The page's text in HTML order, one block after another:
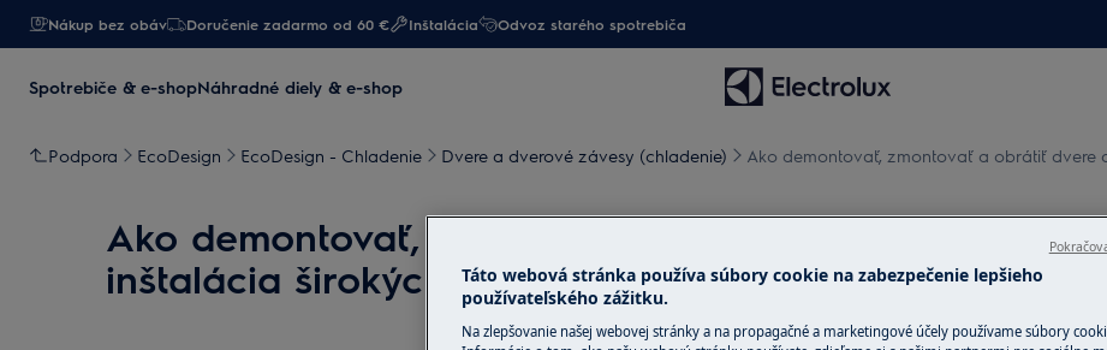
Nákup bez obáv Doručenie zadarmo od 60 € Inštalácia Odvoz starého spotrebiča
Spotrebiče & e-shopNáhradné diely & e-shop
Podpora EcoDesign EcoDesign - Chladenie Dvere a dverové závesy (chladenie) Ako demontovať, zmontovať a obrátiť dvere
Ako demontovať, zmontovať a obrátiť dvere a pánty
inštalácia širokých dveríTáto webová stránka používa súbory cookie na zabezpečenie lepšieho
používateľského zážitku.
Na zlepšovanie našej webovej stránky a na propagačné a marketingové účely používame súbory